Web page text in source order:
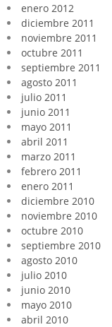
enero 2012
diciembre 2011
noviembre 2011
octubre 2011
septiembre 2011
agosto 2011
julio 2011
junio 2011
mayo 2011
abril 2011
marzo 2011
febrero 2011
enero 2011
diciembre 2010
noviembre 2010
octubre 2010
septiembre 2010
agosto 2010
julio 2010
junio 2010
mayo 2010
abril 2010